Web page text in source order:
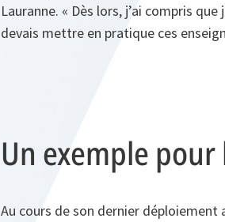
Lauranne. « Dès lors, j’ai compris
devais mettre en pratique ces
Un exemple
Au cours de son dernier déploiement